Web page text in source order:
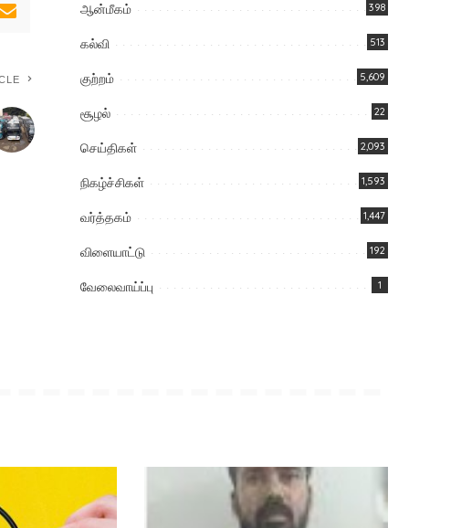
ஆன்மீகம் 398
கல்வி 513
குற்றம் 5,609
சூழல் 22
செய்திகள் 2,093
நிகழ்ச்சிகள் 1,593
வர்த்தகம் 1,447
விளையாட்டு 192
வேலைவாய்ப்பு 1